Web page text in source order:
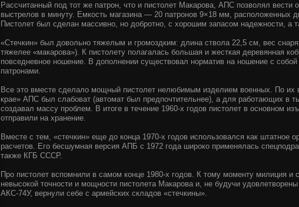
Рассчитанный под тот же патрон, что и пистолет Макарова, АПС позволял вести
выстрелов в минуту. Емкость магазина — 20 патронов 9×18 мм, расположенных
Пистолет был сделан массивно, но добротно, с хорошим запасом надежности, а
«Стечкин» был довольно тяжелым и громоздким: длина ствола 22,5 см, вес
тяжелее «макарова»). К пистолету полагалась большая и жесткая деревянная
повседневное ношение. В дополнении существовал норматив на ношение с собой
патронами.
Все это вместе сделало мощный пистолет нелюбимым изделием военных. По их
крае» АПС был слабоват (автомат был предпочтительнее), а для работающих в
создавал массу проблем. В итоге в течение 1960-х годов пистолет в основном
отправили на хранение.
Вместе с тем, «стечкин» еще до конца 1970-х годов использовался как штатное
расчетов. Его бесшумная версия АПБ с 1972 года широко применялась
также КГБ СССР.
Про пистолет вспомнили в самом конце 1980-х годов. К тому моменту милиция и
невысокой точности и мощности пистолета Макарова и, не будучи
АКС-74У, вернули себе с армейских складов «стечкины».